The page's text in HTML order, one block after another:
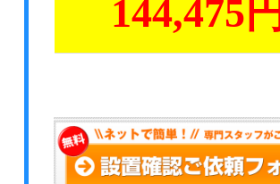
144,475円